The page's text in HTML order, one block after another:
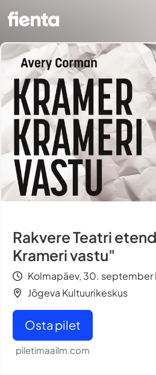
Rakvere Teatri
Krameri vastu"
Kolmapäev, 30. september
Jõgeva Kultuurikeskus
Osta pilet
piletimaailm.com